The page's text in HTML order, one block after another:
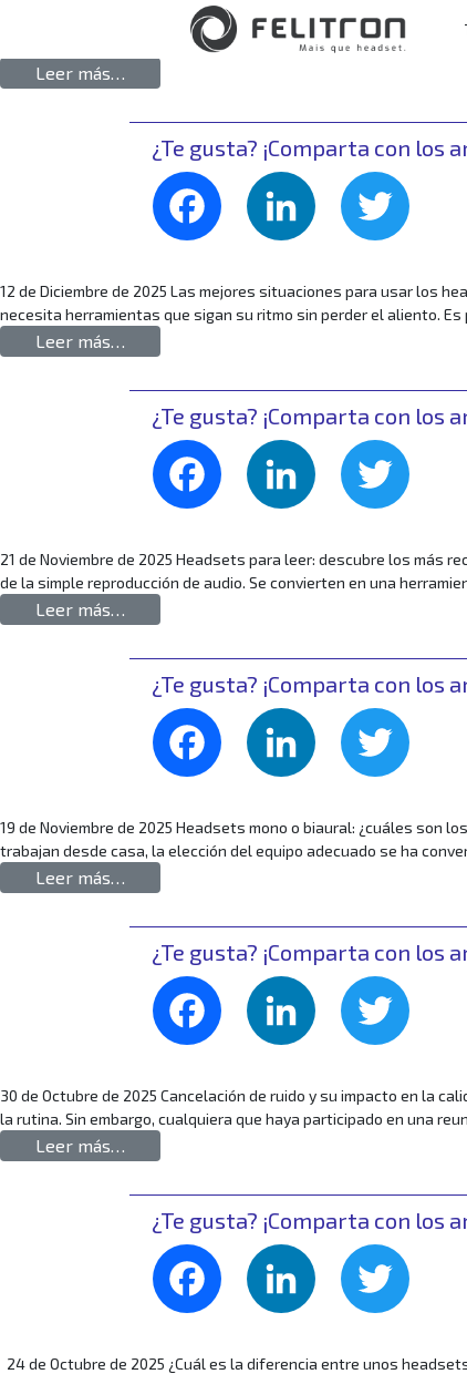
Navegación
18 de diciembre de 2025 Headset con o sin cable para trabajo?
una pieza fundamental. Visto que, optimiza la comunicación y,
Leer más…
¿Te gusta? ¡Comparta con los
Facebook LinkedIn
12 de Diciembre de 2025 Las mejores situaciones para usar los
necesita herramientas que sigan su ritmo sin perder el aliento.
Leer más…
¿Te gusta? ¡Comparta con los
Facebook LinkedIn
21 de Noviembre de 2025 Headsets para leer: descubre los más
de la simple reproducción de audio. Se convierten en una
Leer más…
¿Te gusta? ¡Comparta con los
Facebook LinkedIn
19 de Noviembre de 2025 Headsets mono o biaural: ¿cuáles son
trabajan desde casa, la elección del equipo adecuado se ha
Leer más…
¿Te gusta? ¡Comparta con los
Facebook LinkedIn
30 de Octubre de 2025 Cancelación de ruido y su impacto en la
la rutina. Sin embargo, cualquiera que haya participado en una
Leer más…
¿Te gusta? ¡Comparta con los
Facebook LinkedIn
24 de Octubre de 2025 ¿Cuál es la diferencia entre unos